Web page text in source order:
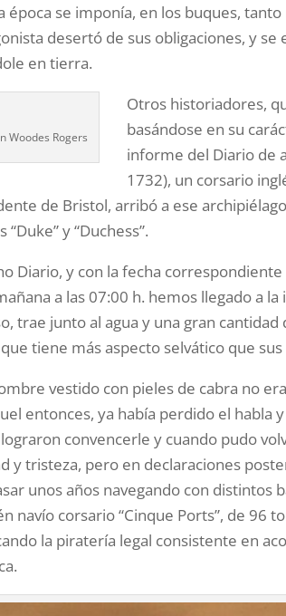
época se imponía, en los buques,
desertó de sus obligaciones, y se
en tierra.
Woodes Rogers
Otros historiadores,
basándose en su
informe del Diario de
1732), un corsario
de Bristol, arribó a ese
“Duke” y “Duchess”.
Diario, y con la fecha
a las 07:00 h. hemos llegado a
trae junto al agua y una gran
tiene más aspecto selvático que
vestido con pieles de cabra no
entonces, ya había perdido el habla
convencerle y cuando pudo
y tristeza, pero en declaraciones
unos años navegando con distintos
navío corsario “Cinque Ports”, de 96
la piratería legal consistente en